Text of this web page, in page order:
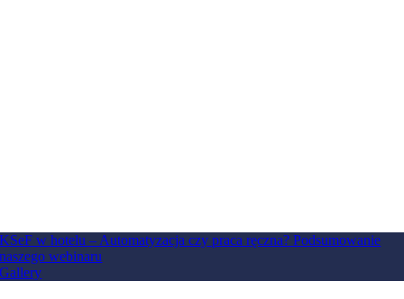
KSeF w hotelu – Automatyzacja czy praca ręczna? Podsumowanie
naszego webinaru
Gallery